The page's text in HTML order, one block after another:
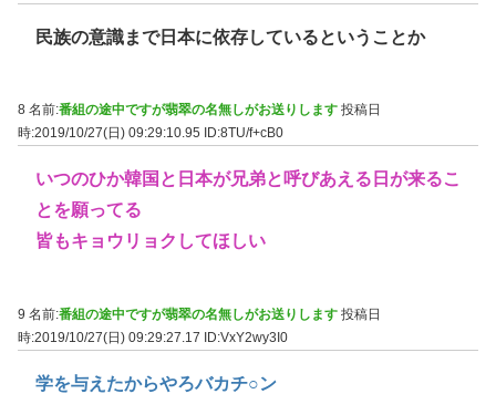
民族の意識まで日本に依存しているということか
8 名前:番組の途中ですが翡翠の名無しがお送りします 投稿日
時:2019/10/27(日) 09:29:10.95
ID:8TU/f+cB0
いつのひか韓国と日本が兄弟と呼びあえる日が来るこ
とを願ってる
皆もキョウリョクしてほしい
9 名前:番組の途中ですが翡翠の名無しがお送りします 投稿日
時:2019/10/27(日) 09:29:27.17 ID:VxY2wy3I0
学を与えたからやろバカチ○ン